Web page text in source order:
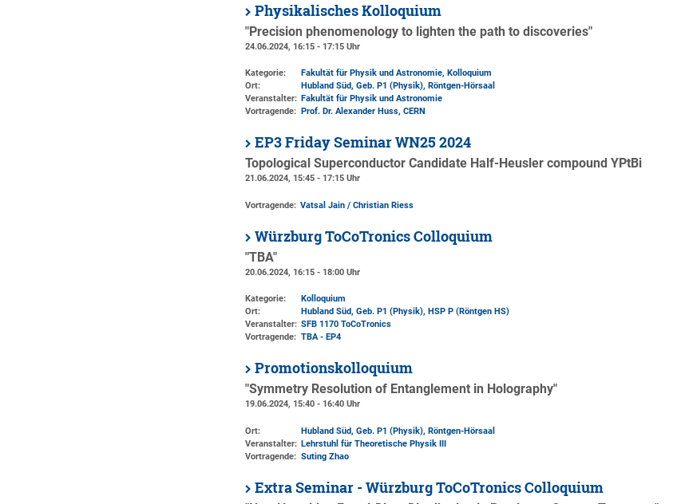
Physikalisches Kolloquium
"Precision phenomenology to lighten the path to discoveries"
24.06.2024, 16:15 - 17:15 Uhr
Kategorie:
Fakultät für Physik und Astronomie, Kolloquium
Ort:
Hubland Süd, Geb. P1 (Physik), Röntgen-Hörsaal
Veranstalter: Fakultät für Physik und Astronomie
Vortragende: Prof. Dr. Alexander Huss, CERN
EP3 Friday Seminar WN25 2024
Topological Superconductor Candidate Half-Heusler compound YPtBi
21.06.2024, 15:45 - 17:15 Uhr
Vortragende: Vatsal Jain / Christian Riess
Würzburg ToCoTronics Colloquium
"TBA"
20.06.2024, 16:15 - 18:00 Uhr
Kategorie:
Kolloquium
Ort:
Hubland Süd, Geb. P1 (Physik), HSP P (Röntgen HS)
Veranstalter: SFB 1170 ToCoTronics
Vortragende: TBA - EP4
Promotionskolloquium
"Symmetry Resolution of Entanglement in Holography"
19.06.2024, 15:40 - 16:40 Uhr
Ort: Hubland Süd, Geb. P1 (Physik), Röntgen-Hörsaal
Veranstalter: Lehrstuhl für Theoretische Physik III
Vortragende: Suting Zhao
Extra Seminar - Würzburg ToCoTronics Colloquium